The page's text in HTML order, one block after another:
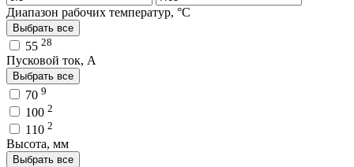
Диапазон рабочих температур, °C
Выбрать все
55 28
Пусковой ток, A
Выбрать все
70 9
100 2
110 2
Высота, мм
Выбрать все